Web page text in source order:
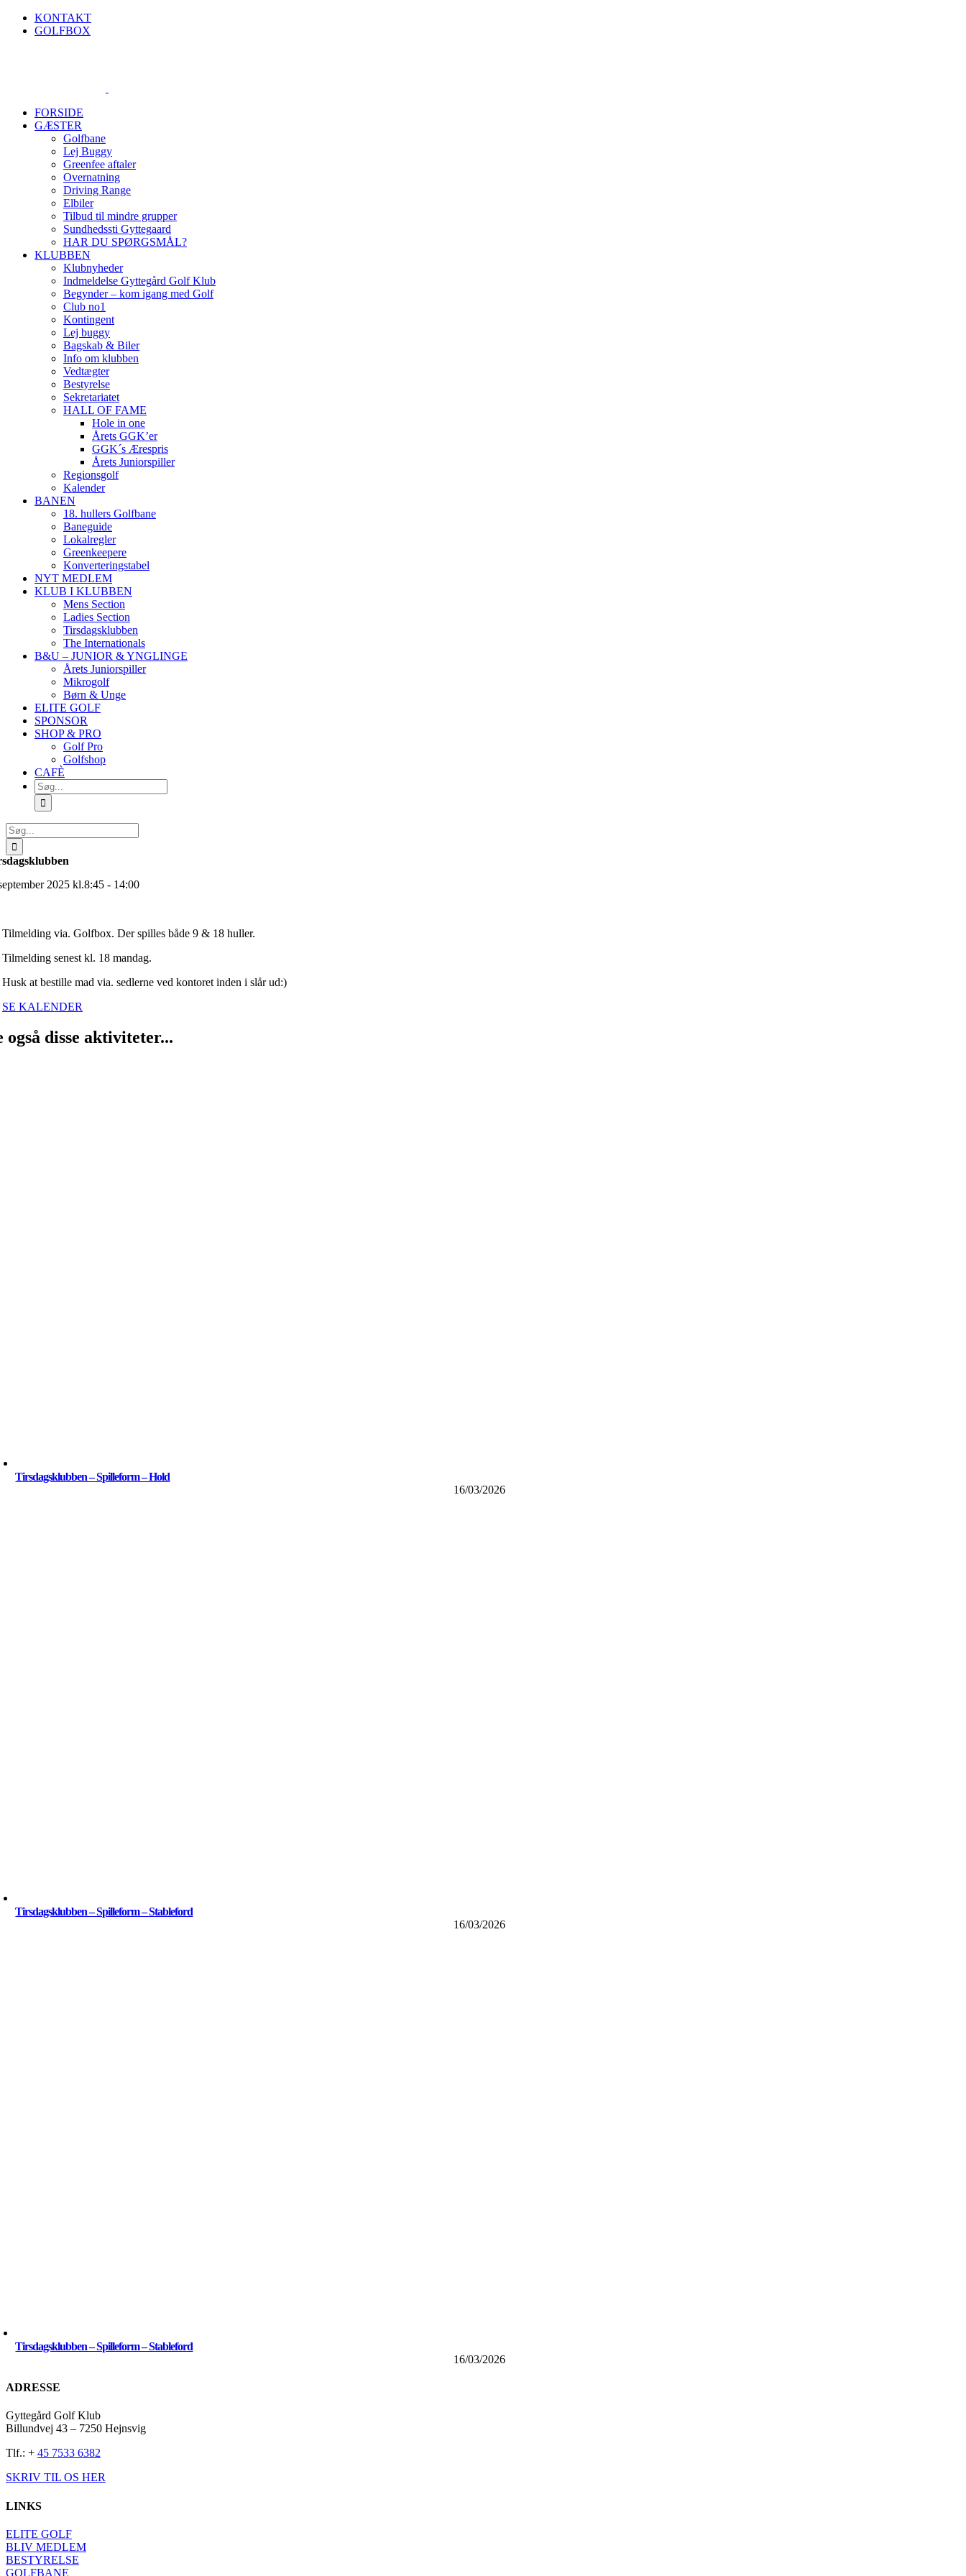
Skip
KONTAKT
GOLFBOX
FORSIDE
GÆSTER
Golfbane
Lej Buggy
Greenfee aftaler
Overnatning
Driving Range
Elbiler
Tilbud til mindre grupper
Sundhedssti Gyttegaard
HAR DU SPØRGSMÅL?
KLUBBEN
Klubnyheder
Indmeldelse Gyttegård Golf Klub
Begynder – kom igang med Golf
Club no1
Kontingent
Lej buggy
Bagskab & Biler
Info om klubben
Vedtægter
Bestyrelse
Sekretariatet
HALL OF FAME
Hole in one
Årets GGK’er
GGK´s Ærespris
Årets Juniorspiller
Regionsgolf
Kalender
BANEN
18. hullers Golfbane
Baneguide
Lokalregler
Greenkeepere
Konverteringstabel
NYT MEDLEM
KLUB I KLUBBEN
Mens Section
Ladies Section
Tirsdagsklubben
The Internationals
B&U – JUNIOR & YNGLINGE
Årets Juniorspiller
Mikrogolf
Børn & Unge
ELITE GOLF
SPONSOR
SHOP & PRO
Golf Pro
Golfshop
CAFÈ
Søg
efter:
Søg
efter:
2025 kl.8:45 - 14:00
Tilmelding via. Golfbox. Der spilles både 9 & 18 huller.
Tilmelding senest kl. 18 mandag.
Husk at bestille mad via. sedlerne ved kontoret inden i slår ud:)
SE KALENDER
også disse aktiviteter...
Tirsdagsklubben – Spilleform – Hold
16/03/2026
Tirsdagsklubben – Spilleform – Stableford
16/03/2026
Tirsdagsklubben – Spilleform – Stableford
16/03/2026
ADRESSE
Gyttegård Golf Klub
Billundvej 43 – 7250 Hejnsvig
Tlf.: + 45 7533 6382
SKRIV TIL OS HER
LINKS
ELITE GOLF
BLIV MEDLEM
BESTYRELSE
GOLFBANE